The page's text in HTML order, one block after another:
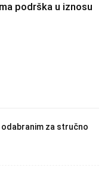
podrška u iznosu
za stručno